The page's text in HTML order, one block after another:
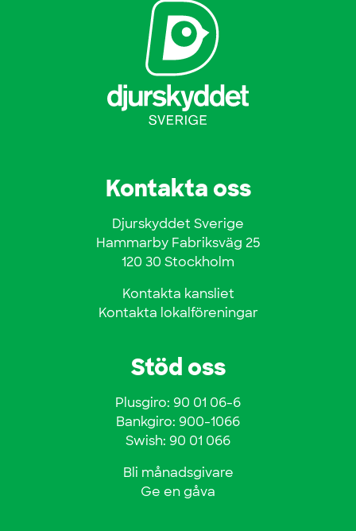
Kontakta oss
Djurskyddet Sverige
Hammarby Fabriksväg 25
120 30 Stockholm
Kontakta kansliet
Kontakta lokalföreningar
Stöd oss
Plusgiro: 90 01 06-6
Bankgiro: 900-1066
Swish: 90 01 066
Bli månadsgivare
Ge en gåva